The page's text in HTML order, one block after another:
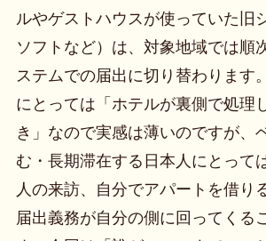
ルやゲストハウスが使っていた旧
ソフトなど）は、対象地域では順
ステムでの届出に切り替わります
にとっては「ホテルが裏側で処理
き」なので実感は薄いのですが、
む・長期滞在する日本人にとって
人の来訪、自分でアパートを借り
届出義務が自分の側に回ってくる